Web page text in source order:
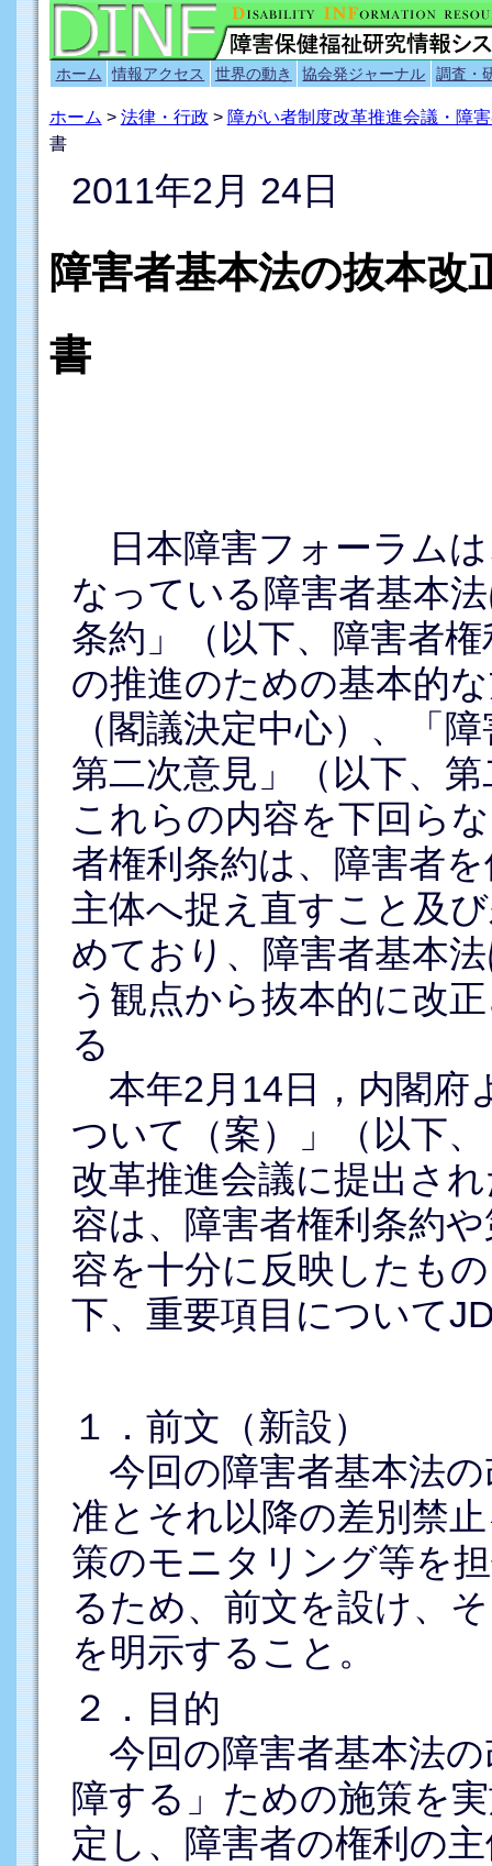
ホーム 情報アクセス 世界の動き 協会発ジャーナル 調査・
ホーム > 法律・行政 > 障がい者制度改革推進会議・障
書
2011年2月 24日
障害者基本法の抜本改
書
日本障害フォーラム
なっている障害者基本
条約」（以下、障害者
の推進のための基本的
（閣議決定中心）、「
第二次意見」（以下、
これらの内容を下回ら
者権利条約は、障害者
主体へ捉え直すこと及
めており、障害者基本
う観点から抜本的に改
る
本年2月14日，内閣府
ついて（案）」（以下
改革推進会議に提出さ
容は、障害者権利条約
容を十分に反映したも
下、重要項目について
１．前文（新設）
今回の障害者基本法の
准とそれ以降の差別禁
策のモニタリング等を
るため、前文を設け、
を明示すること。
２．目的
今回の障害者基本法の
障する」ための施策を
定し、障害者の権利の